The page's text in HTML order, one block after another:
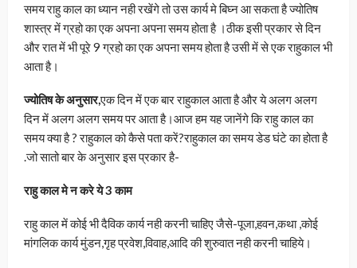
समय राहु काल का ध्यान नही रखेंगे तो उस कार्य मे बिघ्न आ सकता है ज्योतिष
शास्त्र में ग्रहो का एक अपना अपना समय होता है ।ठीक इसी प्रकार से दिन
और रात में भी पूरे 9 ग्रहो का एक अपना समय होता है उसी में से एक राहुकाल भी
आता है।
ज्योतिष के अनुसार,एक दिन में एक बार राहुकाल आता है और ये अलग अलग
दिन में अलग अलग समय पर आता है।आज हम यह जानेंगे कि राहु काल का
समय क्या है ? राहुकाल को कैसे पता करें?राहुकाल का समय डेड घंटे का होता है
.जो सातो बार के अनुसार इस प्रकार है-
राहु काल मे न करे ये 3 काम
राहु काल में कोई भी दैविक कार्य नही करनी चाहिए जैसे-पूजा,हवन,कथा ,कोई
मांगलिक कार्य मुंडन,गृह प्रवेश,विवाह,आदि की शुरुवात नही करनी चाहिये।